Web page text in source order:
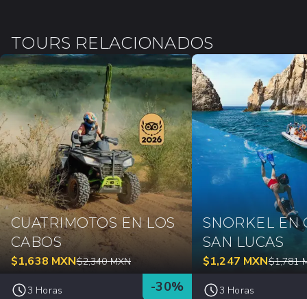
TOURS RELACIONADOS
CUATRIMOTOS EN LOS
CABOS
$1,638 MXN$2,340 MXN
-30%
3 Horas
SNORKEL EN
SAN LUCAS
$1,247 MXN$1,781
3 Horas